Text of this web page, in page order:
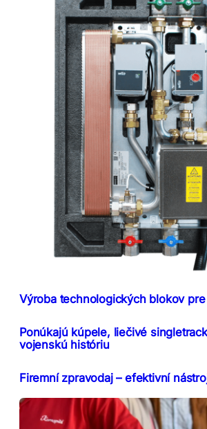
Výroba technologických blokov
Ponúkajú kúpele, liečivé
vojenskú históriu
Firemní zpravodaj – efektivní